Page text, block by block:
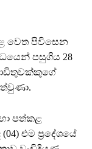
වෙත පිවිසෙන
පසුගිය 28
පත්කළ
එම ප්‍රදේශයේ